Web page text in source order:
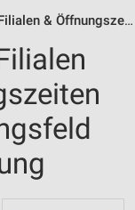
& Öffnungszeiten